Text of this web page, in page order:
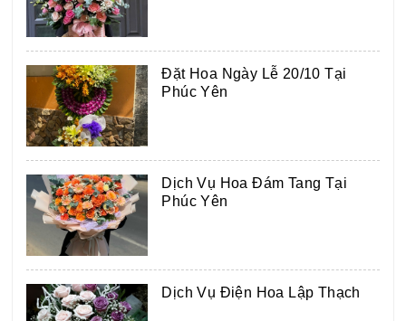
Đặt Hoa Ngày Lễ 20/10 Tại
Phúc Yên
Dịch Vụ Hoa Đám Tang Tại
Phúc Yên
Dịch Vụ Điện Hoa Lập Thạch